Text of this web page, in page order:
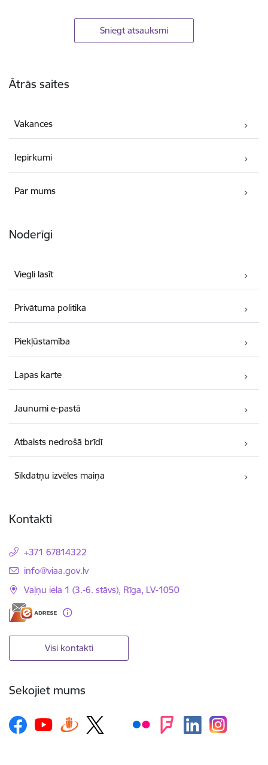
Sniegt atsauksmi
Ātrās saites
Vakances
Iepirkumi
Par mums
Noderīgi
Viegli lasīt
Privātuma politika
Piekļūstamība
Lapas karte
Jaunumi e-pastā
Atbalsts nedrošā brīdī
Sīkdatņu izvēles maiņa
Kontakti
+371 67814322
E-pasts:
info@viaa.gov.lv
Vaļņu iela 1 (3.-6. stāvs), Rīga, LV-1050
Visi kontakti
Sekojiet mums